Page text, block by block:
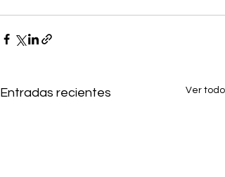
Entradas recientes Ver todo